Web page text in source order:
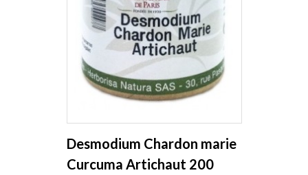
Desmodium Chardon marie
Curcuma Artichaut 200